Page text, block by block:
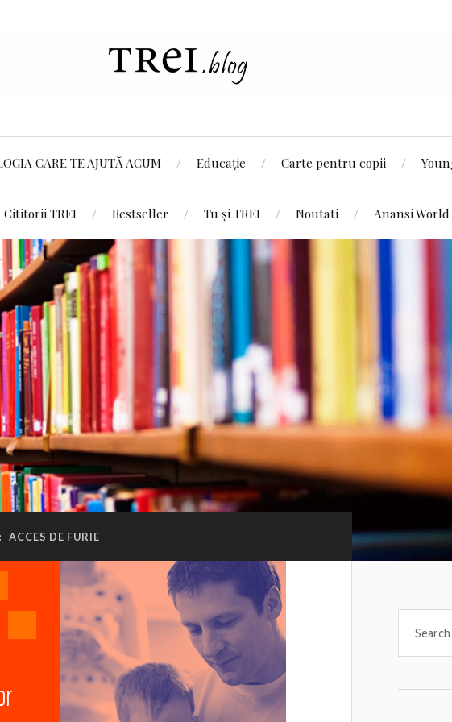
CARE TE AJUTĂ ACUM Educație Carte pentru copii
Cititorii TREI Bestseller Tu și TREI Noutati Anansi
ACCES DE FURIE